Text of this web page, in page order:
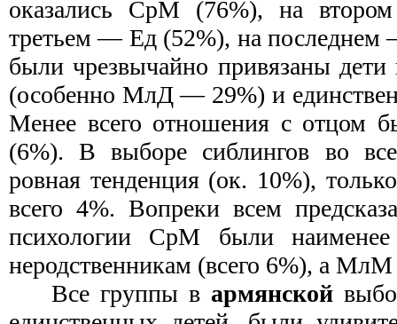
оказались СрМ (76%), на
третьем — Ед (52%), на
были чрезвычайно привязаны дети
(особенно МлД — 29%) и
Менее всего отношения с отцом
(6%). В выборе сиблингов во
ровная тенденция (ок. 10%),
всего 4%. Вопреки всем
психологии СрМ были
неродственникам (всего 6%), а
Все группы в армянской